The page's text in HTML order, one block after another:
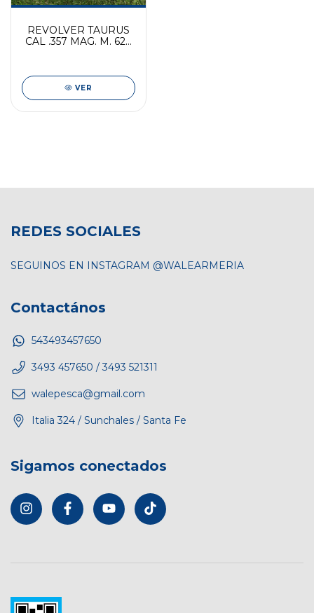
REVOLVER TAURUS
CAL .357 MAG. M. 627
VER
REDES SOCIALES
SEGUINOS EN INSTAGRAM @WALEARMERIA
Contactános
543493457650
3493 457650 / 3493 521311
walepesca@gmail.com
Italia 324 / Sunchales / Santa Fe
Sigamos conectados